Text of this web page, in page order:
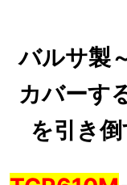
バルサ製
カバーす
を引き